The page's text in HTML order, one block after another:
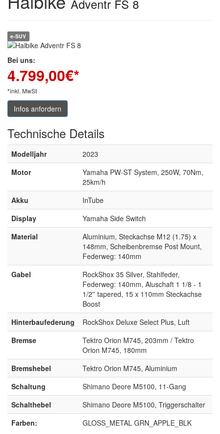
Adventr FS 8
e-SUV
Bei uns:
4.799,00€*
*inkl. MwSt
Infos anfordern
Technische Details
Modelljahr
2023
Motor
Yamaha PW-ST System, 250W, 70Nm,
25km/h
Akku
InTube
Display
Yamaha Side Switch
Material
Aluminium, Steckachse M12 (1.75) x
148mm, Scheibenbremse Post Mount,
Federweg: 140mm
Gabel
RockShox 35 Silver, Stahlfeder,
Federweg: 140mm, Aluschaft 1 1/8 - 1
1/2'' tapered, 15 x 110mm Steckachse
Boost
Hinterbaufederung
RockShox Deluxe Select Plus, Luft
Bremse
Tektro Orion M745, 203mm / Tektro
Orion M745, 180mm
Bremshebel
Tektro Orion M745, Aluminium
Schaltung
Shimano Deore M5100, 11-Gang
Schalthebel
Shimano Deore M5100, Triggerschalter
Farben:
GLOSS_METAL GRN_APPLE_BLK